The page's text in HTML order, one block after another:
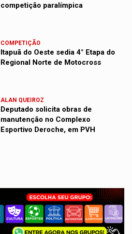
competição paralímpica
COMPETIÇÃO
Itapuã do Oeste sedia 4° Etapa do
Regional Norte de Motocross
ALAN QUEIROZ
Deputado solicita obras de
manutenção no Complexo
Esportivo Deroche, em PVH